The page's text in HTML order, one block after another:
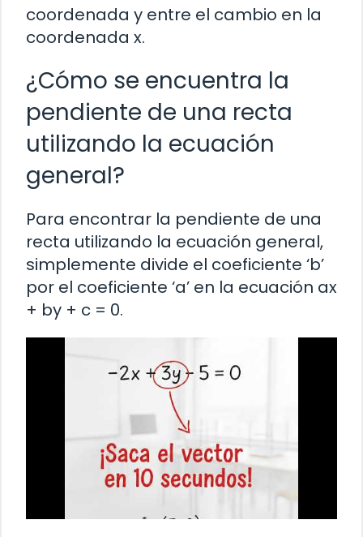
coordenada y entre el cambio en la
coordenada x.
¿Cómo se encuentra la
pendiente de una recta
utilizando la ecuación
general?
Para encontrar la pendiente de una
recta utilizando la ecuación general,
simplemente divide el coeficiente ‘b’
por el coeficiente ‘a’ en la ecuación ax
+ by + c = 0.